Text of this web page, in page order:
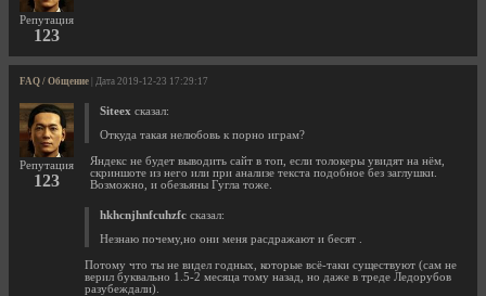
Репутация
123
FAQ / Общение | Дата 2019-12-23 17:29:17
Репутация
123
Siteex сказал:
Откуда такая нелюбовь к порно играм?
Яндекс не будет выводить сайт в топ, если толокеры увидят на нём,
скриншоте из него или при анализе текста подобное без заглушки.
Возможно, и обезьяны Гугла тоже.
hkhcnjhnfcuhzfc сказал:
Незнаю почему,но они меня расдражают и бесят .
Потому что ты не видел годных, которые всё-таки существуют (сам не
верил буквально 1.5-2 месяца тому назад, но даже в треде Ледорубов
разубеждали).